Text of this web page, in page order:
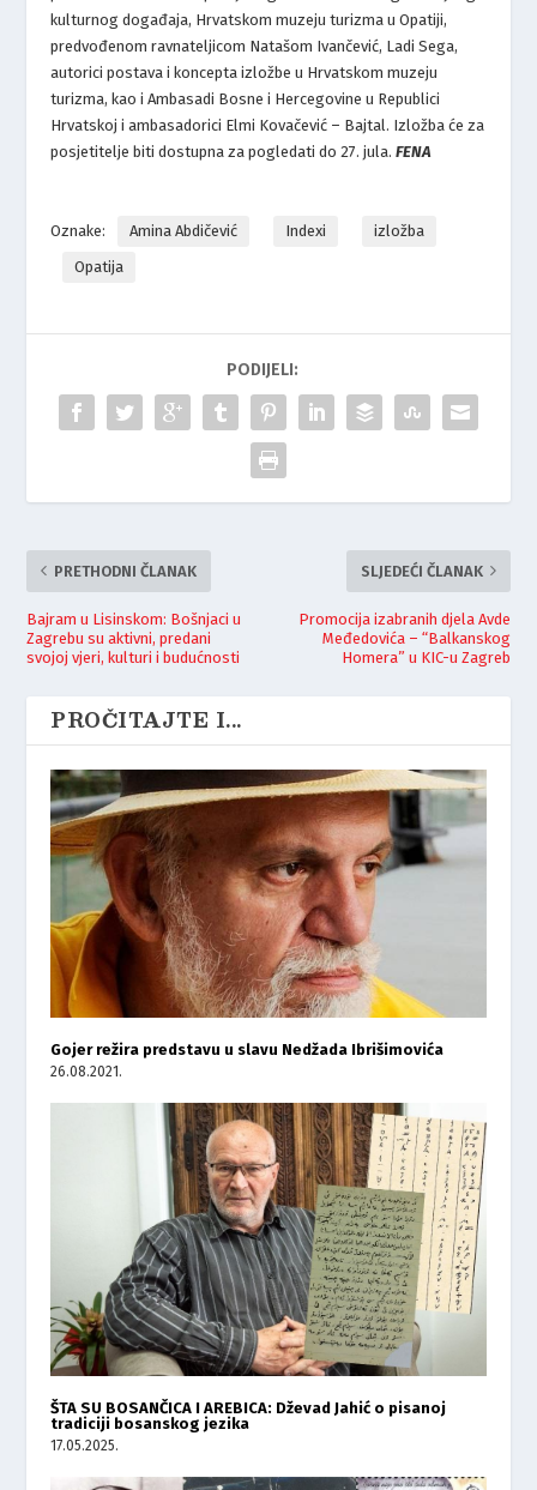
kulturnog događaja, Hrvatskom muzeju turizma u Opatiji,
predvođenom ravnateljicom Natašom Ivančević, Ladi Sega,
autorici postava i koncepta izložbe u Hrvatskom muzeju
turizma, kao i Ambasadi Bosne i Hercegovine u Republici
Hrvatskoj i ambasadorici Elmi Kovačević – Bajtal. Izložba će za
posjetitelje biti dostupna za pogledati do 27. jula.FENA
Oznake: Amina Abdičević Indexi
izložba
Opatija
PODIJELI:
PRETHODNI ČLANAK
Bajram u Lisinskom: Bošnjaci u
Zagrebu su aktivni, predani
svojoj vjeri, kulturi i budućnosti
SLJEDEĆI ČLANAK
Promocija izabranih djela Avde
Međedovića – “Balkanskog
Homera” u KIC-u Zagreb
PROČITAJTE I...
Gojer režira predstavu u slavu Nedžada Ibrišimovića
26.08.2021.
ŠTA SU BOSANČICA I AREBICA: Dževad Jahić o pisanoj
tradiciji bosanskog jezika
17.05.2025.